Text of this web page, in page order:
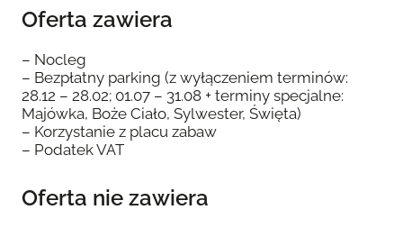
Oferta zawiera
– Nocleg
– Bezpłatny parking (z wyłączeniem terminów:
28.12 – 28.02; 01.07 – 31.08 + terminy specjalne:
Majówka, Boże Ciało, Sylwester, Święta)
– Korzystanie z placu zabaw
– Podatek VAT
Oferta nie zawiera